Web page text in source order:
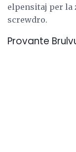
elpensitaj per la
screwdro.
Provante